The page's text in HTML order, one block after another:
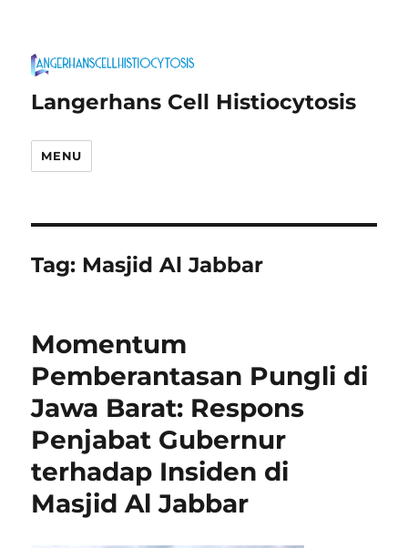
Langerhans Cell Histiocytosis
MENU
Tag: Masjid Al Jabbar
Momentum
Pemberantasan Pungli di
Jawa Barat: Respons
Penjabat Gubernur
terhadap Insiden di
Masjid Al Jabbar